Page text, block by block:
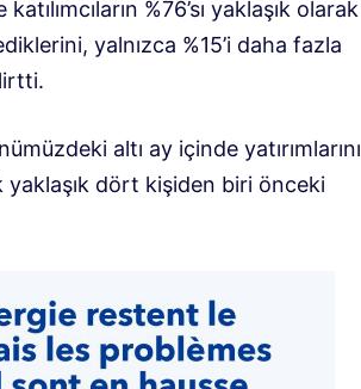
%76’sı yaklaşık olarak
yalnızca %15’i daha fazla
altı ay içinde yatırımlarını
dört kişiden biri önceki